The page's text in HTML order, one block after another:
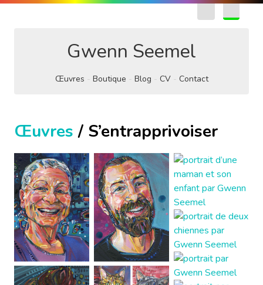
Gwenn Seemel
Œuvres Boutique Blog CV Contact
Œuvres / S’entrapprivoiser